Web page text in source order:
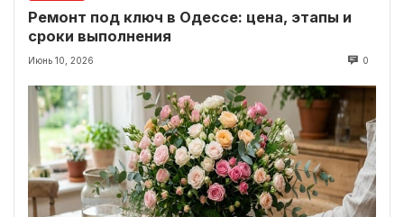
Ремонт под ключ в Одессе: цена, этапы и
сроки выполнения
Июнь 10, 2026 0